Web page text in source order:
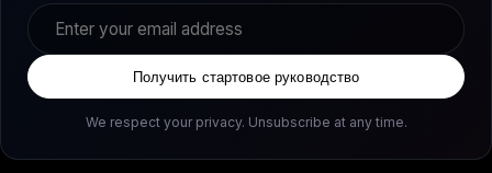
Получить стартовое руководство
We respect your privacy. Unsubscribe at any time.